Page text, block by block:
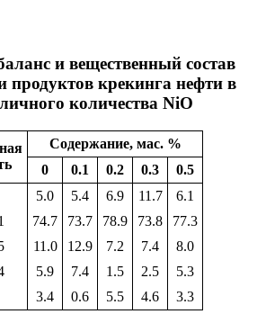
и вещественный состав
продуктов крекинга нефти в
количества NiO
Содержание, мас. %
0
0.1 0.2 0.3
0.5
5.0 5.4 6.9 11.7
6.1
74.7 73.7 78.9 73.8
77.3
11.0 12.9 7.2 7.4
8.0
5.9 7.4 1.5 2.5
5.3
3.4 0.6 5.5 4.6 3.3